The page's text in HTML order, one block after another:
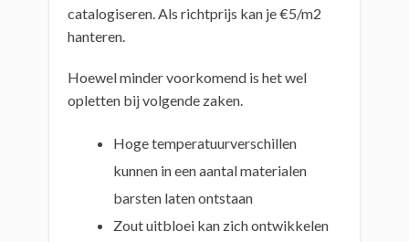
catalogiseren. Als richtprijs kan je €5/m2
hanteren.
Hoewel minder voorkomend is het wel
opletten bij volgende zaken.
Hoge temperatuurverschillen
kunnen in een aantal materialen
barsten laten ontstaan
Zout uitbloei kan zich ontwikkelen